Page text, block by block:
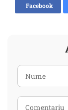
Facebook